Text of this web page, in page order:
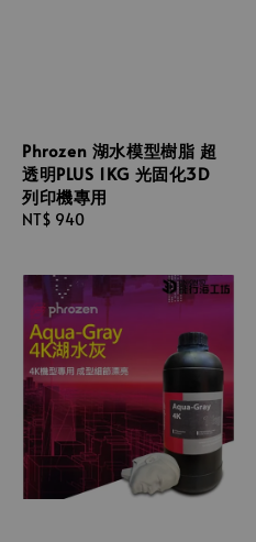
Phrozen 湖水模型樹脂 超
透明PLUS 1KG 光固化3D
列印機專用
Regular
NT$ 940